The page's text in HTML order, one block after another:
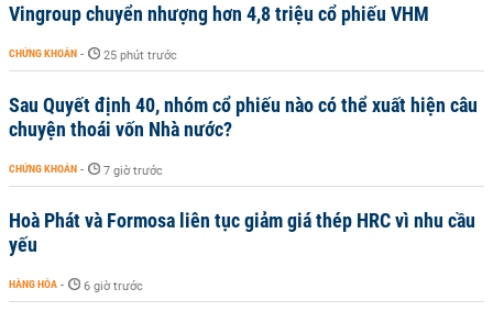
Vingroup chuyển nhượng hơn 4,8 triệu cổ phiếu VHM
CHỨNG KHOÁN - 25 phút trước
Sau Quyết định 40, nhóm cổ phiếu nào có thể xuất hiện câu
chuyện thoái vốn Nhà nước?
CHỨNG KHOÁN - 7 giờ trước
Hoà Phát và Formosa liên tục giảm giá thép HRC vì nhu cầu
yếu
HÀNG HÓA - 6 giờ trước